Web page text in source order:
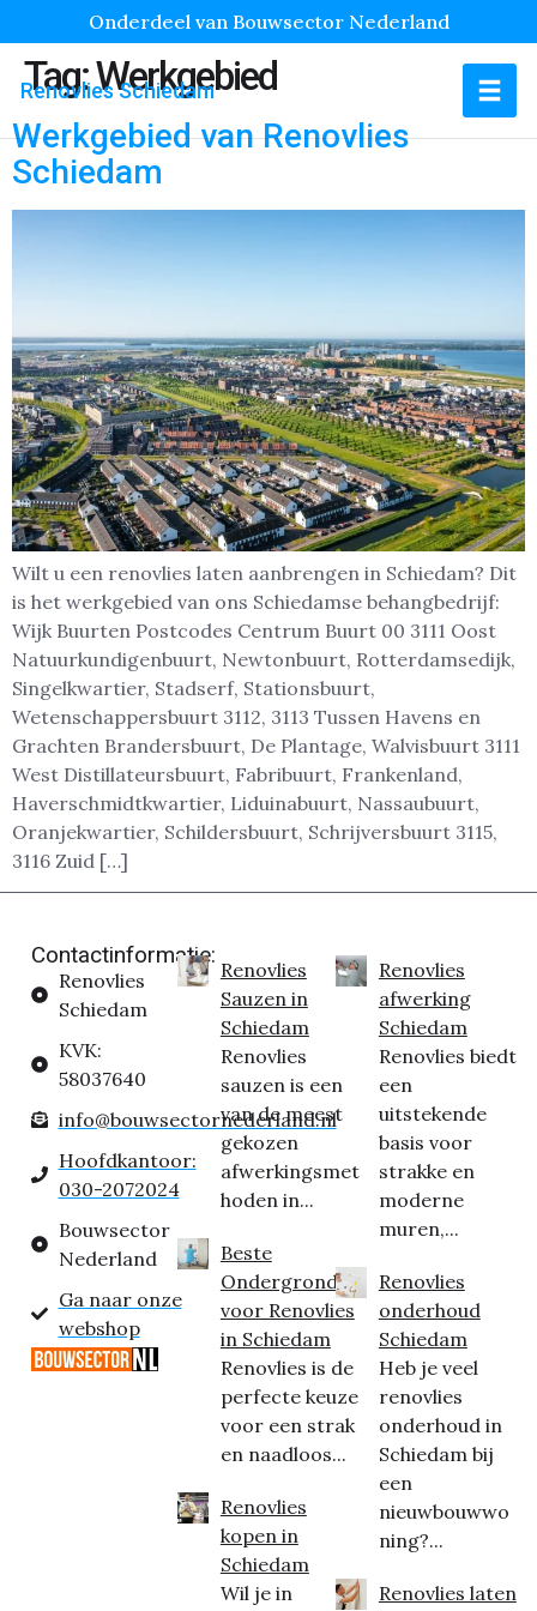
Onderdeel van Bouwsector Nederland
Renovlies Schiedam
Tag:Werkgebied
Werkgebied van Renovlies
Schiedam
Wilt u een renovlies laten aanbrengen in Schiedam? Dit
is het werkgebied van ons Schiedamse behangbedrijf:
Wijk Buurten Postcodes Centrum Buurt 00 3111 Oost
Natuurkundigenbuurt, Newtonbuurt, Rotterdamsedijk,
Singelkwartier, Stadserf, Stationsbuurt,
Wetenschappersbuurt 3112, 3113 Tussen Havens en
Grachten Brandersbuurt, De Plantage, Walvisbuurt 3111
West Distillateursbuurt, Fabribuurt, Frankenland,
Haverschmidtkwartier, Liduinabuurt, Nassaubuurt,
Oranjekwartier, Schildersbuurt, Schrijversbuurt 3115,
3116 Zuid […]
Contactinformatie:
Renovlies
Schiedam
KVK:
58037640
info@bouwsectornederland.nl
Hoofdkantoor:
030-2072024
Bouwsector
Nederland
Ga naar onze
webshop
Renovlies
Sauzen in
Schiedam
Renovlies
sauzen is een
van de meest
gekozen
afwerkingsmet
hoden in...
Beste
Ondergrond
voor Renovlies
in Schiedam
Renovlies is de
perfecte keuze
voor een strak
en naadloos...
Renovlies
kopen in
Schiedam
Wil je in
Renovlies
afwerking
Schiedam
Renovlies biedt
een
uitstekende
basis voor
strakke en
moderne
muren,...
Renovlies
onderhoud
Schiedam
Heb je veel
renovlies
onderhoud in
Schiedam bij
een
nieuwbouwwo
ning?...
Renovlies laten